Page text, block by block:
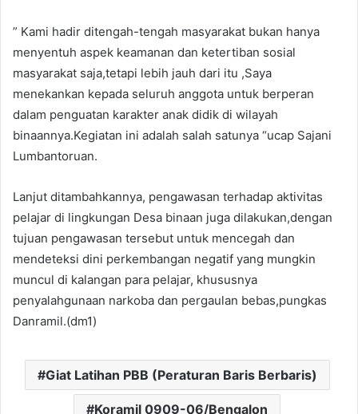
” Kami hadir ditengah-tengah masyarakat bukan hanya
menyentuh aspek keamanan dan ketertiban sosial
masyarakat saja,tetapi lebih jauh dari itu ,Saya
menekankan kepada seluruh anggota untuk berperan
dalam penguatan karakter anak didik di wilayah
binaannya.Kegiatan ini adalah salah satunya “ucap Sajani
Lumbantoruan.
Lanjut ditambahkannya, pengawasan terhadap aktivitas
pelajar di lingkungan Desa binaan juga dilakukan,dengan
tujuan pengawasan tersebut untuk mencegah dan
mendeteksi dini perkembangan negatif yang mungkin
muncul di kalangan para pelajar, khususnya
penyalahgunaan narkoba dan pergaulan bebas,pungkas
Danramil.(dm1)
Giat Latihan PBB (Peraturan Baris Berbaris)
Koramil 0909-06/Bengalon